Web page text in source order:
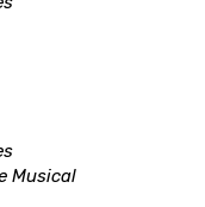
Musical